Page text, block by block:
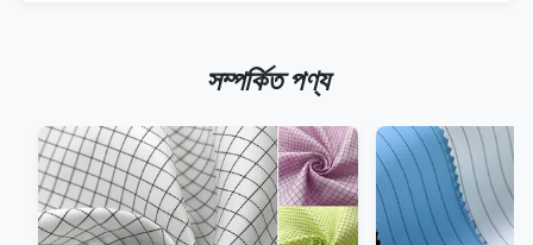
সম্পর্কিত পণ্য